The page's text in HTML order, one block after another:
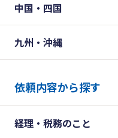
中国・四国
九州・沖縄
依頼内容から探す
経理・税務のこと